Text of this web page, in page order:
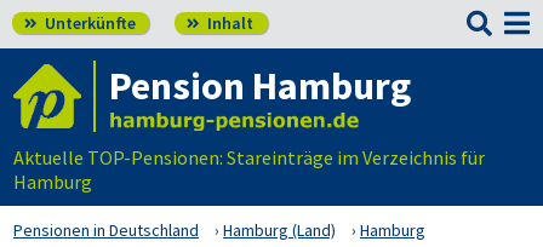
 Unterkünfte  Inhalt 
Pension Hamburg
Aktuelle TOP-Pensionen: Stareinträge im Verzeichnis für
Hamburg
Pensionen in Deutschland Hamburg (Land)
Hamburg